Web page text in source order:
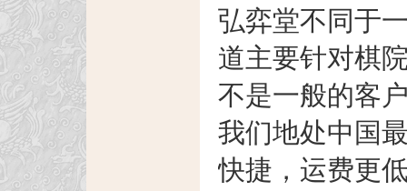
弘弈堂不同于
道主要针对棋
不是一般的客
我们地处中国
快捷，运费更